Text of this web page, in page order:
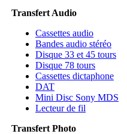
Transfert Audio
Cassettes audio
Bandes audio stéréo
Disque 33 et 45 tours
Disque 78 tours
Cassettes dictaphone
DAT
Mini Disc Sony MDS
Lecteur de fil
Transfert Photo